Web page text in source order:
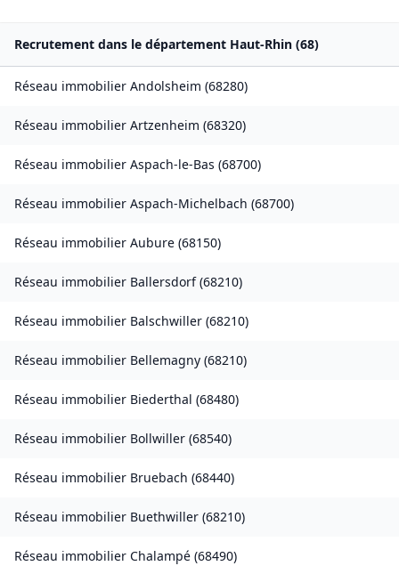
Recrutement dans le département Haut-Rhin (68)
Réseau immobilier Andolsheim (68280)
Réseau immobilier Artzenheim (68320)
Réseau immobilier Aspach-le-Bas (68700)
Réseau immobilier Aspach-Michelbach (68700)
Réseau immobilier Aubure (68150)
Réseau immobilier Ballersdorf(68210)
Réseau immobilier Balschwiller (68210)
Réseau immobilier Bellemagny (68210)
Réseau immobilier Biederthal (68480)
Réseau immobilier Bollwiller (68540)
Réseau immobilier Bruebach (68440)
Réseau immobilier Buethwiller (68210)
Réseau immobilier Chalampé (68490)